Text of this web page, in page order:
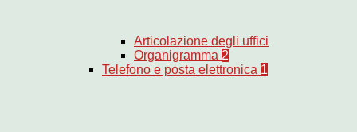
Articolazione degli uffici
Organigramma 2
Telefono e posta elettronica 1